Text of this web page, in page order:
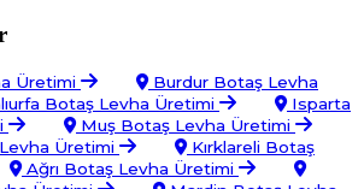
Üretimi
Burdur Botaş Levha
Botaş Levha Üretimi
Isparta
Muş Botaş Levha Üretimi
Üretimi
Kırklareli Botaş
Ağrı Botaş Levha Üretimi